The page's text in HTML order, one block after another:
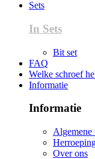
Sets
In Sets
Bit set
FAQ
Welke schroef
Informatie
Informatie
Algemene
Over ons